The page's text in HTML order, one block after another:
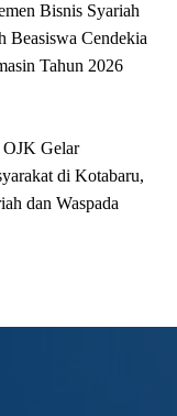
Bisnis Syariah
Cendekia
Tahun 2026
Gelar
di Kotabaru,
dan Waspada